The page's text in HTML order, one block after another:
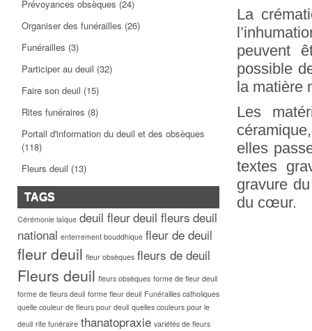
Prévoyances obsèques (24)
Organiser des funérailles (26)
Funérailles (3)
Participer au deuil (32)
Faire son deuil (15)
Rites funéraires (8)
Portail d'information du deuil et des obsèques
(118)
Fleurs deuil (13)
TAGS
Cérémonie laïque deuil fleurdeuil fleurs deuil
national enterrement bouddhique fleur de deuil
fleur deuil fleur obsèques fleurs de deuil
Fleurs deuil fleurs obsèques forme de fleur deuil
forme de fleurs deuil forme fleur deuil Funérailles catholiques
quelle couleur de fleurs pour deuil quelles couleurs pour le
deuil rite funéraire thanatopraxie variétés de fleurs
La
peuvent
possible
la matière
Les
elles
textes
gravure
du cœur.